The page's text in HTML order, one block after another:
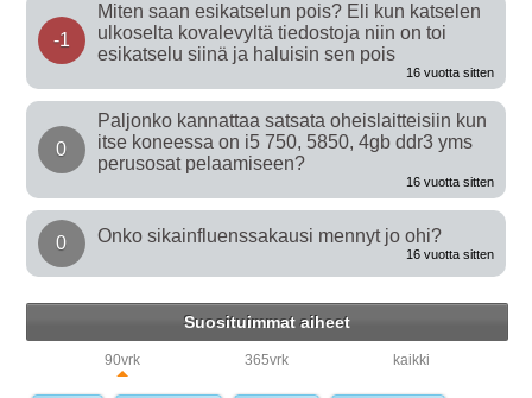
-1
Miten saan esikatselun pois? Eli kun katselen
ulkoselta kovalevyltä tiedostoja niin on toi
esikatselu siinä ja haluisin sen pois
16 vuotta sitten
0
Paljonko kannattaa satsata oheislaitteisiin kun
itse koneessa on i5 750, 5850, 4gb ddr3 yms
perusosat pelaamiseen?
16 vuotta sitten
0 Onko sikainfluenssakausi mennyt jo ohi?
16 vuotta sitten
Suosituimmat aiheet
90vrk 365vrk kaikki